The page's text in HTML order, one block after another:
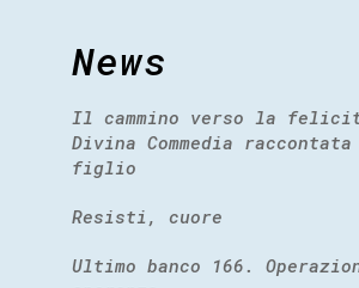
News
Il cammino verso la
Divina Commedia
figlio
Resisti, cuore
Ultimo banco 166.